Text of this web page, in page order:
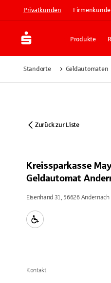
Privatkunden
Produkte
Standorte Geldautomaten
Zurück zur Liste
Kreissparkasse
Geldautomat
Eisenhand 31, 56626 Andernach
Kontakt